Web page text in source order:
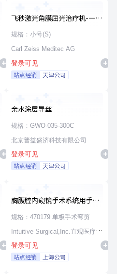
飞秒激光角膜屈光治疗机-一次
性使用无菌治疗包
规格：小号(S)
Carl Zeiss Meditec AG
登录可见
站点经销 天津公司
亲水涂层导丝
规格：GWO-035-300C
北京普益盛济科技有限公司
登录可见
站点经销 天津公司
胸腹腔内窥镜手术系统用手术
器械
规格：470179 单极手术弯剪
Intuitive Surgical,Inc.直观医疗公
司
登录可见
站点经销 上海公司